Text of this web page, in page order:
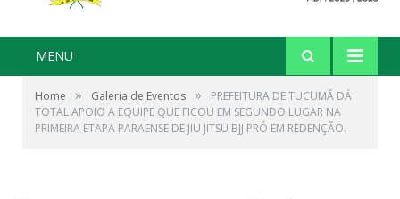
MENU
Home » Galeria de Eventos »
PREFEITURA DE TUCUMÃ DÁ
TOTAL APOIO A EQUIPE QUE FICOU EM SEGUNDO LUGAR NA
PRIMEIRA ETAPA PARAENSE DE JIU JITSU BJJ PRÓ EM REDENÇÃO.